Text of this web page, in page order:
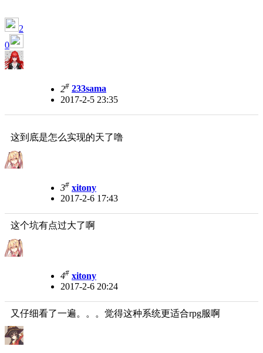
2
0
2# 233sama
2017-2-5 23:35
这到底是怎么实现的天了噜
3# xitony
2017-2-6 17:43
这个坑有点过大了啊
4# xitony
2017-2-6 20:24
又仔细看了一遍。。。觉得这种系统更适合rpg服啊